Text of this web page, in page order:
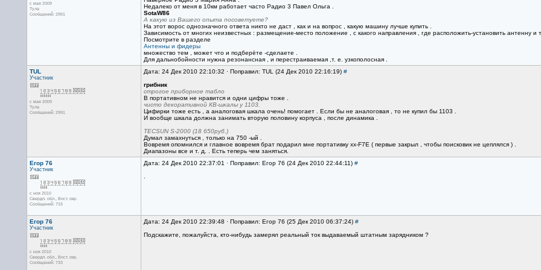
с мая 2009
Тула
Сообщений: 2991
Недалеко от меня в 10км работает часто Радио 3 Павел Ольга .
SotaW86
А какую из Вашего опыта посоветуете?
На этот ворос однозначного ответа никто не даст , как и на вопрос , какую машину лучше купить .
Зависимость от многих неизвестных : размещение-место положение , с какого направления , где расположить-установить антенну и
Посмотрите в разделе
Антенны и фидеры
множество тем , может что и подберёте -сделаете .
Для дальнобойности нужна резонансная , и перестраиваемая ,т. е. узкополосная .
TUL
Участник
с мая 2009
Тула
Сообщений: 2991
Дата: 24 Дек 2010 22:10:32 · Поправил: TUL (24 Дек 2010 22:16:19) #
грибник
строгое приборное табло
В портативном не нравится и одни цифры тоже .
чисто декоративной КВ-шкалы у 1103.
Цифирки тоже есть , а аналоговая шкала очень! помогает . Если бы не аналоговая , то не купил бы 1103 .
И вообще шкала должна занимать вторую половину корпуса , после динамика .
TECSUN S-2000 (18 650руб.)
Думал замахнуться , только на 750 -ый .
Вовремя опомнился и главное вовремя брат подарил мне портативку хх-F7E ( первые закрыл , чтобы поисковик не цеплялся ) .
Диапазоны все и т. д. . Есть теперь чем заняться.
Егор 76
Участник
с ноя 2010
Свердл. обл., Вост. окр.
Сообщений: 733
Дата: 24 Дек 2010 22:37:01 · Поправил: Егор 76 (24 Дек 2010 22:44:11) #
Егор 76
Участник
с ноя 2010
Свердл. обл., Вост. окр.
Сообщений: 733
Дата: 24 Дек 2010 22:39:48 · Поправил: Егор 76 (25 Дек 2010 06:37:24) #
Подскажите, пожалуйста, кто-нибудь замерял реальный ток выдаваемый штатным зарядником ?